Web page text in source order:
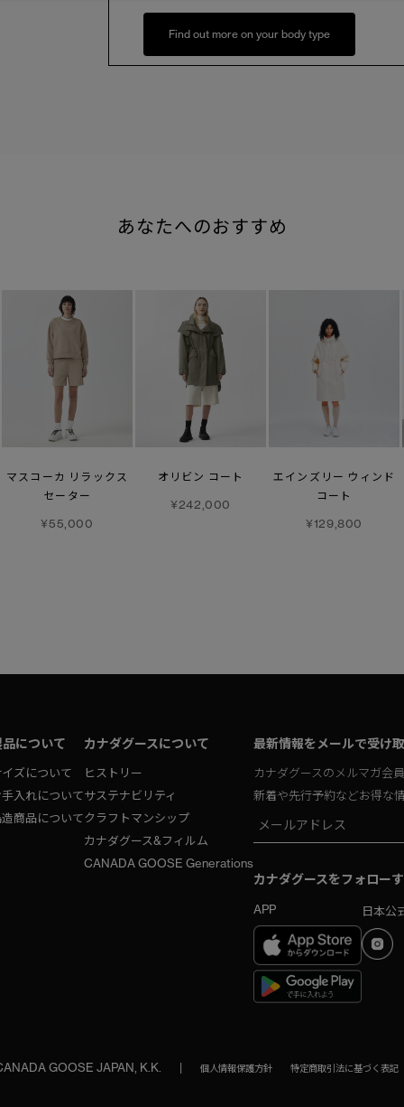
Find out more on your body type
あなたへのおすすめ
マスコーカ リラックス
セーター
¥55,000
オリビン コート
¥242,000
エインズリー ウィンド
コート
¥129,800
品について
イズについて
手入れについて
商品について
カナダグースについて
ヒストリー
サステナビリティ
クラフトマンシップ
カナダグース&フィルム
CANADA GOOSE Generations
最新情報をメールで受け
カナダグースのメルマガ会
新着や先行予約などお得な
カナダグースをフォロー
APP 日本公
GOOSE JAPAN, K.K. | 個人情報保護方針 特定商取引法に基づく表記